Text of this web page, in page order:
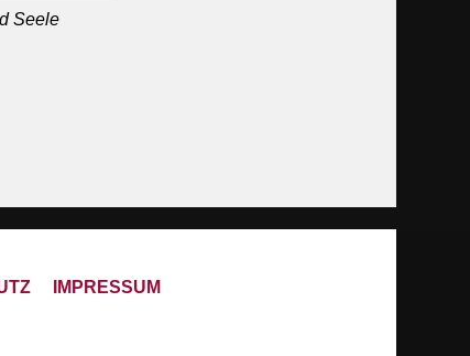
Seele
IMPRESSUM